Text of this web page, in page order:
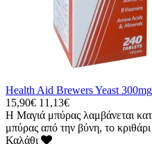
Health Aid Brewers Yeast
15,90€ 11,13€
Η Μαγιά μπύρας λαμβάνεται
μπύρας από την βύνη, το
Καλάθι